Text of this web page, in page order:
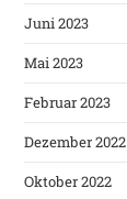
Juni 2023
Mai 2023
Februar 2023
Dezember 2022
Oktober 2022